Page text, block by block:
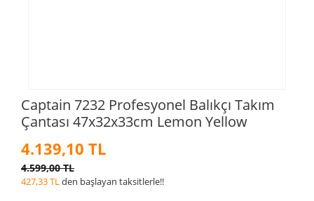
Captain 7232 Profesyonel Balıkçı Takım
Çantası 47x32x33cm Lemon Yellow
4.139,10 TL
4.599,00 TL
427,33 TLden başlayan taksitlerle!!